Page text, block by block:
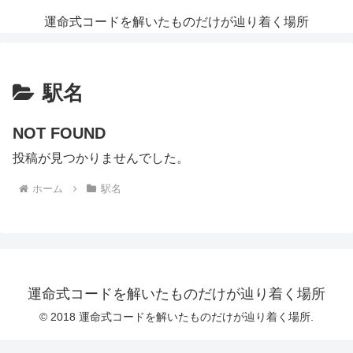
運命式コードを解いたものだけが辿り着く場所
駅名
NOT FOUND
投稿が見つかりませんでした。
ホーム 駅名
運命式コードを解いたものだけが辿り着く場所
© 2018 運命式コードを解いたものだけが辿り着く場所.